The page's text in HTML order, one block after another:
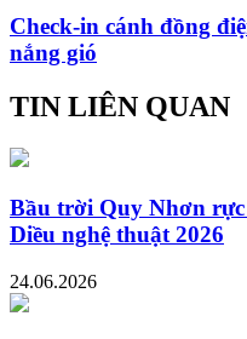
Check-in cánh đồng
nắng gió
TIN LIÊN QUAN
Bầu trời Quy Nhơn
Diều nghệ thuật 2026
24.06.2026